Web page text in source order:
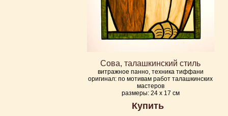
Сова, талашкинский стиль
витражное панно, техника тиффани
оригинал: по мотивам работ талашкинских
мастеров
размеры: 24 х 17 см
Купить